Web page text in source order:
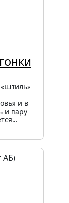
и в
и пару